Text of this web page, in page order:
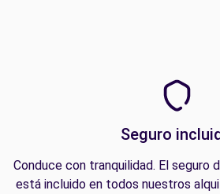
Seguro
Conduce con tranquilidad. El seguro
está incluido en todos nuestros